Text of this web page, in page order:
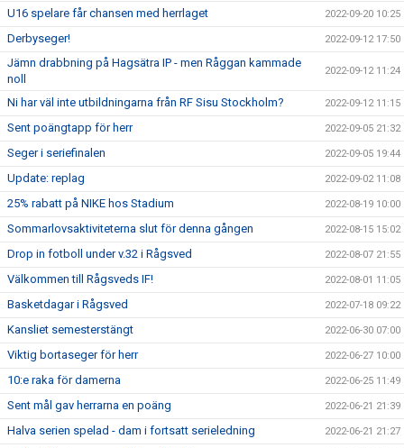
U16 spelare får chansen med herrlaget 2022-09-20 10:25
Derbyseger! 2022-09-12 17:50
Jämn drabbning på Hagsätra IP - men Råggan kammade
noll
2022-09-12 11:24
Ni har väl inte utbildningarna från RF Sisu Stockholm? 2022-09-12 11:15
Sent poängtapp för herr 2022-09-05 21:32
Seger i seriefinalen 2022-09-05 19:44
Update: replag 2022-09-02 11:08
25% rabatt på NIKE hos Stadium 2022-08-19 10:00
Sommarlovsaktiviteterna slut för denna gången 2022-08-15 15:02
Drop in fotboll under v.32 i Rågsved 2022-08-07 21:55
Välkommen till Rågsveds IF! 2022-08-01 11:05
Basketdagar i Rågsved 2022-07-18 09:22
Kansliet semesterstängt 2022-06-30 07:00
Viktig bortaseger för herr 2022-06-27 10:00
10:e raka för damerna 2022-06-25 11:49
Sent mål gav herrarna en poäng 2022-06-21 21:39
Halva serien spelad - dam i fortsatt serieledning 2022-06-21 21:27